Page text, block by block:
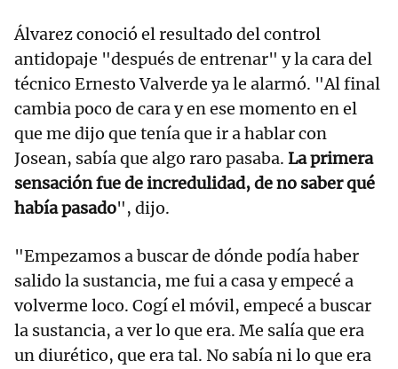
Álvarez conoció el resultado del control
antidopaje "después de entrenar" y la cara del
técnico Ernesto Valverde ya le alarmó. "Al final
cambia poco de cara y en ese momento en el
que me dijo que tenía que ir a hablar con
Josean, sabía que algo raro pasaba. La primera
sensación fue de incredulidad, de no saber qué
había pasado", dijo.
"Empezamos a buscar de dónde podía haber
salido la sustancia, me fui a casa y empecé a
volverme loco. Cogí el móvil, empecé a buscar
la sustancia, a ver lo que era. Me salía que era
un diurético, que era tal. No sabía ni lo que era